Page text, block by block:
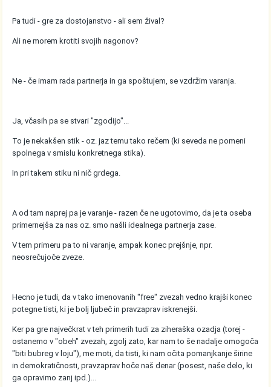
Pa tudi - gre za dostojanstvo - ali sem žival?
Ali ne morem krotiti svojih nagonov?
Ne - če imam rada partnerja in ga spoštujem, se vzdržim varanja.
Ja, včasih pa se stvari "zgodijo"...
To je nekakšen stik - oz. jaz temu tako rečem (ki seveda ne pomeni
spolnega v smislu konkretnega stika).
In pri takem stiku ni nič grdega.
A od tam naprej pa je varanje - razen če ne ugotovimo, da je ta oseba
primernejša za nas oz. smo našli idealnega partnerja zase.
V tem primeru pa to ni varanje, ampak konec prejšnje, npr.
neosrečujoče zveze.
Hecno je tudi, da v tako imenovanih "free" zvezah vedno krajši konec
potegne tisti, ki je bolj ljubeč in pravzaprav iskrenejši.
Ker pa gre največkrat v teh primerih tudi za ziheraška ozadja (torej -
ostanemo v "obeh" zvezah, zgolj zato, kar nam to še nadalje omogoča
"biti bubreg v loju"), me moti, da tisti, ki nam očita pomanjkanje širine
in demokratičnosti, pravzaprav hoče naš denar (posest, naše delo, ki
ga opravimo zanj ipd.)...